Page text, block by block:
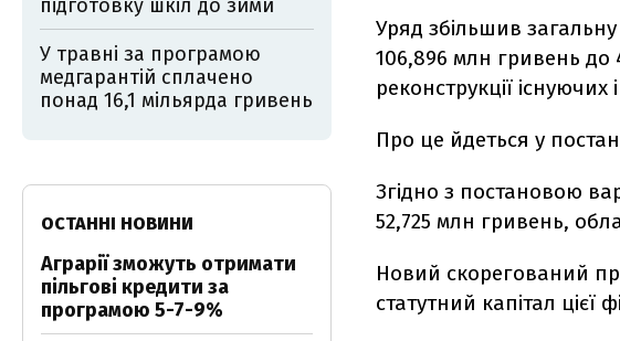
Уряд збільшив
106,896 млн гривень
реконструкції
Про це йдеться у
Згідно з постановою
52,725 млн гривень,
Новий скорегований
статутний капітал цієї
підготовку шкіл до зими
У травні за програмою
медгарантій сплачено
понад 16,1 мільярда гривень
ОСТАННІ НОВИНИ
Аграрії зможуть отримати
пільгові кредити за
програмою 5-7-9%